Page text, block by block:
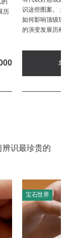
历
识这些图案。 最
如何影响顶级珠
的演变发展历程
立即
识最珍贵的
宝石世界